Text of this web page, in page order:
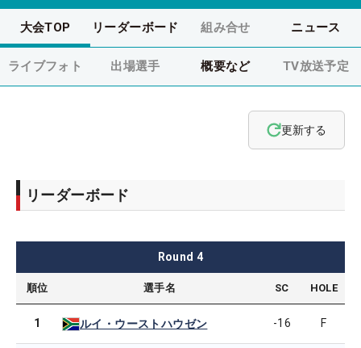
大会TOP リーダーボード 組み合せ ニュース
ライブフォト 出場選手 概要など TV放送予定
更新する
リーダーボード
Round 4
順位 選手名 SC HOLE
1 ルイ・ウーストハウゼン -16 F